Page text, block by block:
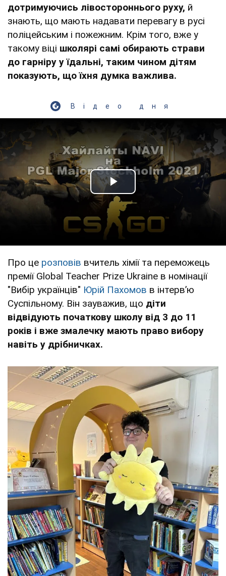
дотримуючись лівостороннього руху, й
знають, що мають надавати перевагу в русі
поліцейським і пожежним. Крім того, вже у
такому віці школярі самі обирають страви
до гарніру у їдальні, таким чином дітям
показують, що їхня думка важлива.
Відео дня
Play Video
Про це розповів вчитель хімії та переможець
премії Global Teacher Prize Ukraine в номінації
"Вибір українців" Юрій Пахомов в інтервʼю
Суспільному. Він зауважив, що діти
відвідують початкову школу від 3 до 11
років і вже змалечку мають право вибору
навіть у дрібничках.